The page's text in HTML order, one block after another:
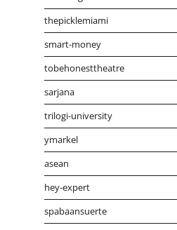
thepicklemiami
smart-money
tobehonesttheatre
sarjana
trilogi-university
ymarkel
asean
hey-expert
spabaansuerte